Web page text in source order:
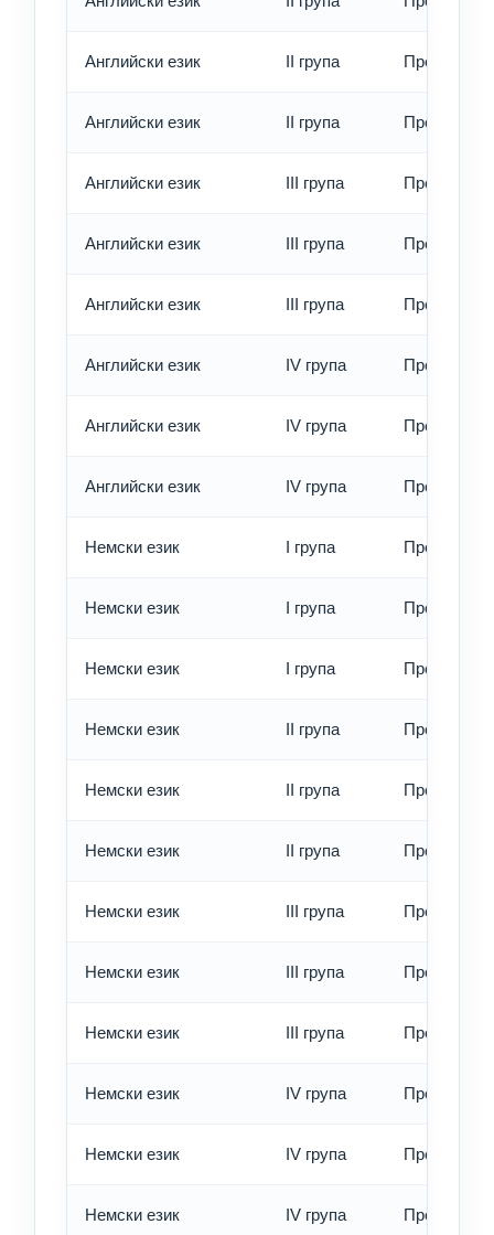
Английски език II група Превод -
Английски език II група Превод -
Английски език III група Превод -
Английски език III група Превод -
Английски език III група Превод -
Английски език IV група Превод -
Английски език IV група Превод -
Английски език IV група Превод -
Немски език I група Превод -
Немски език I група Превод -
Немски език I група Превод -
Немски език II група Превод -
Немски език II група Превод -
Немски език II група Превод -
Немски език III група Превод -
Немски език III група Превод -
Немски език III група Превод -
Немски език IV група Превод -
Немски език IV група Превод -
Немски език IV група Превод -